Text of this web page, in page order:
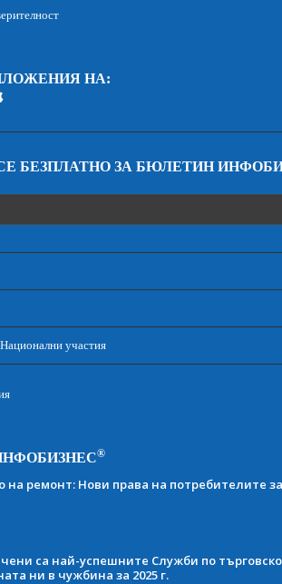
НА:
БЕЗПЛАТНО ЗА БЮЛЕТИН
участия
®
на ремонт: Нови права на потребителите
са най-успешните Служби по
ни в чужбина за 2025 г.